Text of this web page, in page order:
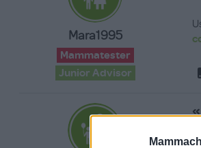
Mara1995
Mammatester
Junior Advisor